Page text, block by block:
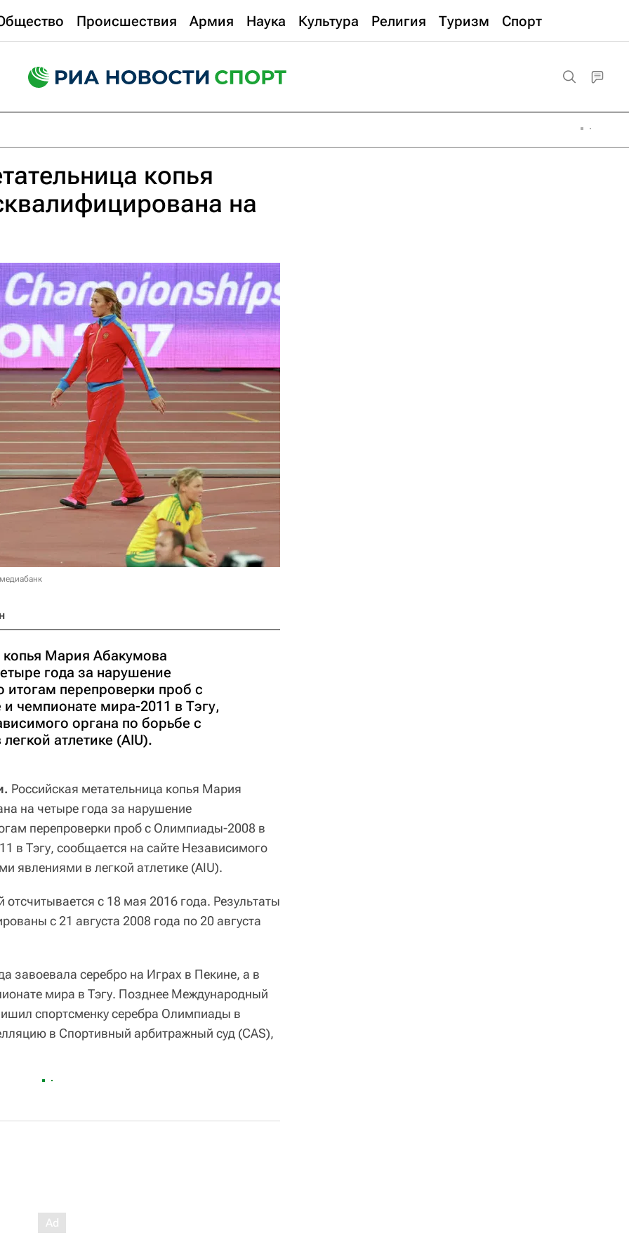
Происшествия Армия Наука Культура Религия Туризм Спорт
копья
на
копья Мария Абакумова
года за нарушение
итогам перепроверки проб с
чемпионате мира-2011 в Тэгу,
органа по борьбе с
атлетике (AIU).
Российская метательница копья Мария
на четыре года за нарушение
перепроверки проб с Олимпиады-2008 в
в Тэгу, сообщается на сайте Независимого
явлениями в легкой атлетике (AIU).
с 18 мая 2016 года. Результаты
с 21 августа 2008 года по 20 августа
завоевала серебро на Играх в Пекине, а в
мира в Тэгу. Позднее Международный
спортсменку серебра Олимпиады в
в Спортивный арбитражный суд (CAS),